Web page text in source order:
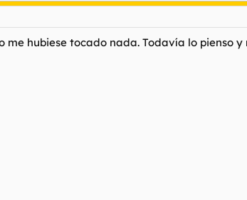
hubiese tocado nada. Todavía lo pienso